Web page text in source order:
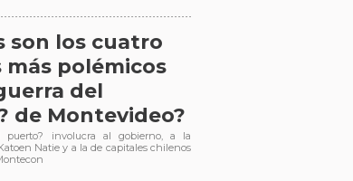
son los cuatro
polémicos
del
de Montevideo?
puerto? involucra al gobierno, a la
Natie y a la de capitales chilenos